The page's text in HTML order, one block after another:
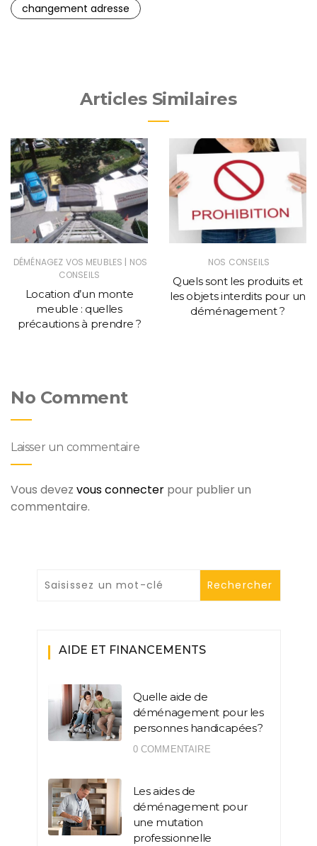
changement adresse
Articles Similaires
DÉMÉNAGEZ VOS MEUBLES | NOS
CONSEILS
Location d’un monte
meuble : quelles
précautions à prendre ?
NOS CONSEILS
Quels sont les produits et
les objets interdits pour un
déménagement ?
No Comment
Laisser un commentaire
Vous devez vous connecter pour publier un
commentaire.
AIDE ET FINANCEMENTS
Quelle aide de
déménagement pour les
personnes handicapées ?
0 COMMENTAIRE
Les aides de
déménagement pour
une mutation
professionnelle